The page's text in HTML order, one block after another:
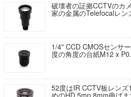
破壊者の証拠CCTVのカ
家の金属のTelefocalレン
1/4" CCD CMOSセンサ
度の角度の台紙M12 x
52度はIR CCTV板レン
めのHD 5mp 8mm曲げま